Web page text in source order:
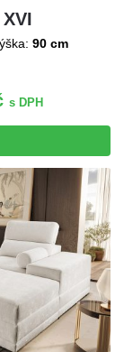
90 cm
s DPH